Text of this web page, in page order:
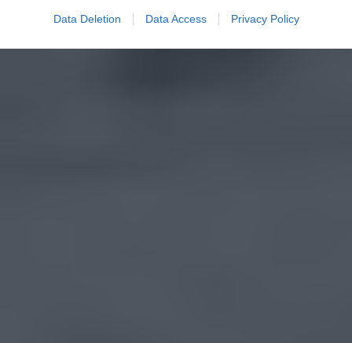
Data Deletion Data Access Privacy Policy